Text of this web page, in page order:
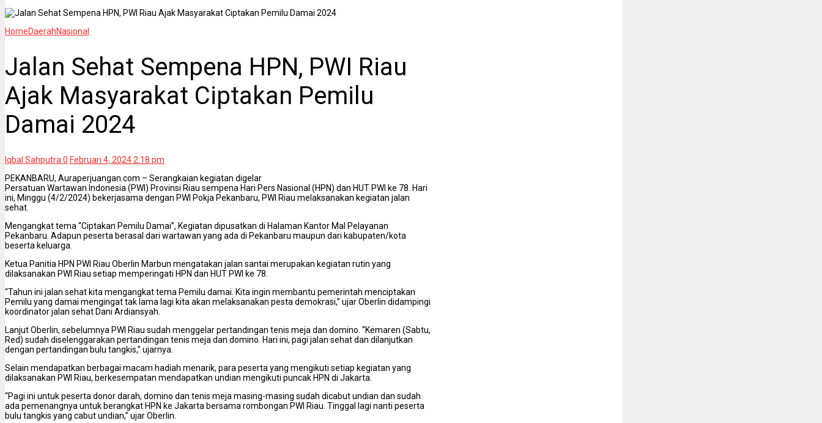
HomeDaerahNasional
Jalan Sehat Sempena HPN, PWI Riau
Ajak Masyarakat Ciptakan Pemilu
Damai 2024
Iqbal Sahputra0 Februari 4, 2024 2:18 pm
PEKANBARU, Auraperjuangan.com – Serangkaian kegiatan digelar
Persatuan Wartawan Indonesia (PWI) Provinsi Riau sempena Hari Pers Nasional (HPN) dan HUT PWI ke 78. Hari
ini, Minggu (4/2/2024) bekerjasama dengan PWI Pokja Pekanbaru, PWI Riau melaksanakan kegiatan jalan
sehat.
Mengangkat tema “Ciptakan Pemilu Damai”, Kegiatan dipusatkan di Halaman Kantor Mal Pelayanan
Pekanbaru. Adapun peserta berasal dari wartawan yang ada di Pekanbaru maupun dari kabupaten/kota
beserta keluarga.
Ketua Panitia HPN PWI Riau Oberlin Marbun mengatakan jalan santai merupakan kegiatan rutin yang
dilaksanakan PWI Riau setiap memperingati HPN dan HUT PWI ke 78.
“Tahun ini jalan sehat kita mengangkat tema Pemilu damai. Kita ingin membantu pemerintah menciptakan
Pemilu yang damai mengingat tak lama lagi kita akan melaksanakan pesta demokrasi,” ujar Oberlin didampingi
koordinator jalan sehat Dani Ardiansyah.
Lanjut Oberlin, sebelumnya PWI Riau sudah menggelar pertandingan tenis meja dan domino. “Kemaren (Sabtu,
Red) sudah diselenggarakan pertandingan tenis meja dan domino. Hari ini, pagi jalan sehat dan dilanjutkan
dengan pertandingan bulu tangkis,” ujarnya.
Selain mendapatkan berbagai macam hadiah menarik, para peserta yang mengikuti setiap kegiatan yang
dilaksanakan PWI Riau, berkesempatan mendapatkan undian mengikuti puncak HPN di Jakarta.
“Pagi ini untuk peserta donor darah, domino dan tenis meja masing-masing sudah dicabut undian dan sudah
ada pemenangnya untuk berangkat HPN ke Jakarta bersama rombongan PWI Riau. Tinggal lagi nanti peserta
bulu tangkis yang cabut undian,” ujar Oberlin.